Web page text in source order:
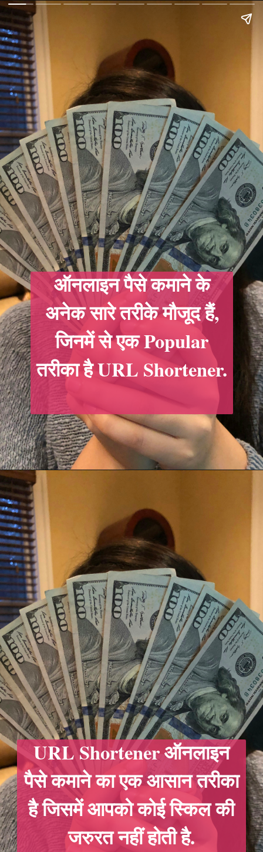
ऑनलाइन पैसे कमाने के
अनेक सारे तरीके मौजूद हैं,
जिनमें से एक Popular
तरीका है URL Shortener.
URL Shortener ऑनलाइन
पैसे कमाने का एक आसान तरीका
है जिसमें आपको कोई स्किल की
जरुरत नहीं होती है.